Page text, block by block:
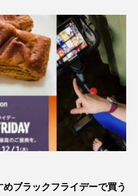
ブラックフライデーで買う